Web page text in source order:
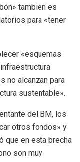
también es
para «tener
«esquemas
no alcanzan para
sustentable».
del BM, los
otros fondos» y
que en esta brecha
son muy